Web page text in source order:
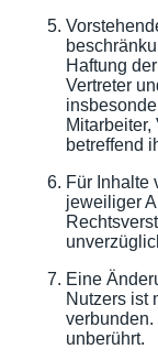
Haftung
Vertreter
betreffend
Für Inhalte
jeweiliger
Eine
Nutzers ist
unberührt.